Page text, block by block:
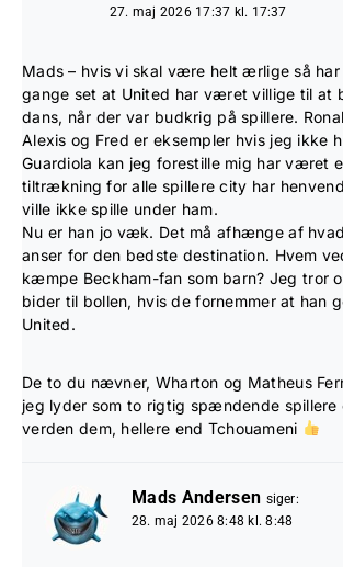
27. maj 2026 17:37 kl. 17:37
Mads – hvis vi skal være helt ærlige så
gange set at United har været villige til at
dans, når der var budkrig på spillere.
Alexis og Fred er eksempler hvis jeg ikke
Guardiola kan jeg forestille mig har været
tiltrækning for alle spillere city har
ville ikke spille under ham.
Nu er han jo væk. Det må afhænge af
anser for den bedste destination. Hvem
kæmpe Beckham-fan som barn? Jeg tror
bider til bollen, hvis de fornemmer at han
United.
De to du nævner, Wharton og Matheus
jeg lyder som to rigtig spændende spillere
verden dem, hellere end Tchouameni
Mads Andersen siger:
28. maj 2026 8:48 kl. 8:48